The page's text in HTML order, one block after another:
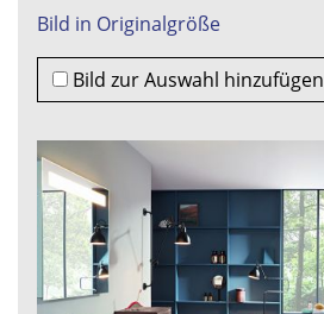
Bild in Originalgröße
Bild zur Auswahl hinzufügen